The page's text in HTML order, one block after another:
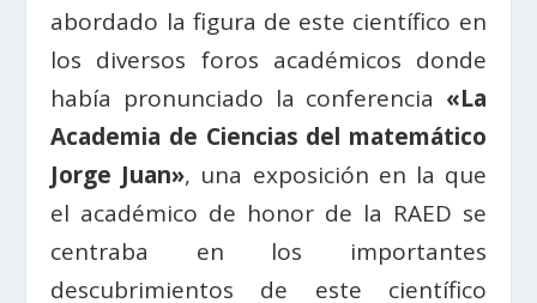
abordado la figura de este científico en
los diversos foros académicos donde
había pronunciado la conferencia «La
Academia de Ciencias del matemático
Jorge Juan», una exposición en la que
el académico de honor de la RAED se
centraba en los importantes
descubrimientos de este científico